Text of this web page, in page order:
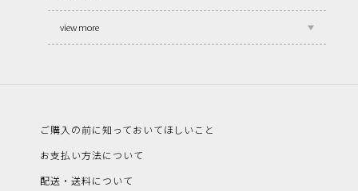
view more
ご購入の前に知っておいてほしいこと
お支払い方法について
配送・送料について